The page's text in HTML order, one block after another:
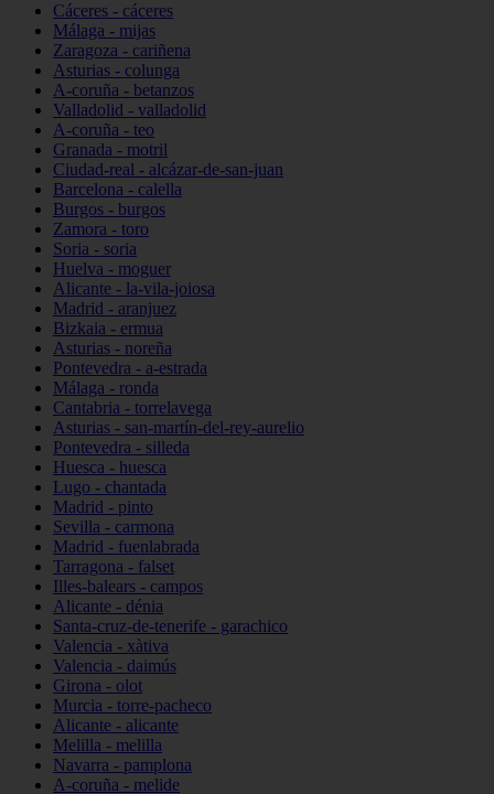
Cáceres - cáceres
Málaga - mijas
Zaragoza - cariñena
Asturias - colunga
A-coruña - betanzos
Valladolid - valladolid
A-coruña - teo
Granada - motril
Ciudad-real - alcázar-de-san-juan
Barcelona - calella
Burgos - burgos
Zamora - toro
Soria - soria
Huelva - moguer
Alicante - la-vila-joiosa
Madrid - aranjuez
Bizkaia - ermua
Asturias - noreña
Pontevedra - a-estrada
Málaga - ronda
Cantabria - torrelavega
Asturias - san-martín-del-rey-aurelio
Pontevedra - silleda
Huesca - huesca
Lugo - chantada
Madrid - pinto
Sevilla - carmona
Madrid - fuenlabrada
Tarragona - falset
Illes-balears - campos
Alicante - dénia
Santa-cruz-de-tenerife - garachico
Valencia - xàtiva
Valencia - daimús
Girona - olot
Murcia - torre-pacheco
Alicante - alicante
Melilla - melilla
Navarra - pamplona
A-coruña - melide